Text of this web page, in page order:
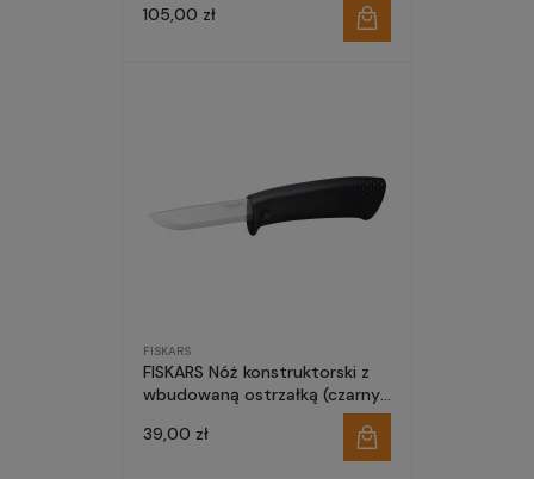
105,00 zł
FISKARS
FISKARS Nóż konstruktorski z
wbudowaną ostrzałką (czarny)
39,00 zł